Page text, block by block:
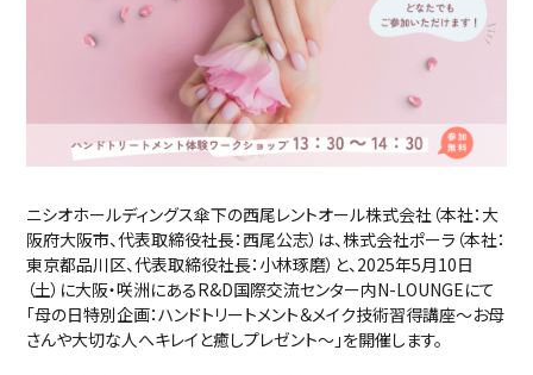
ニシオホールディングス傘下の西尾レントオール株式会社（本社：大
阪府大阪市、代表取締役社長：西尾公志）は、株式会社ポーラ（本社：
東京都品川区、代表取締役社長：小林琢磨）と、2025年5月10日
（土）に大阪・咲洲にあるR&D国際交流センター内N-LOUNGEにて
「母の日特別企画：ハンドトリートメント＆メイク技術習得講座～お母
さんや大切な人へキレイと癒しプレゼント～」を開催します。